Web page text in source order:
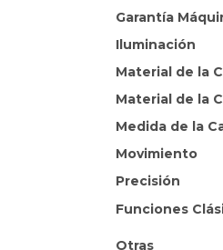
Garantía
Iluminación
Material de la
Material de la
Medida de la
Movimiento
Precisión
Funciones
Otras